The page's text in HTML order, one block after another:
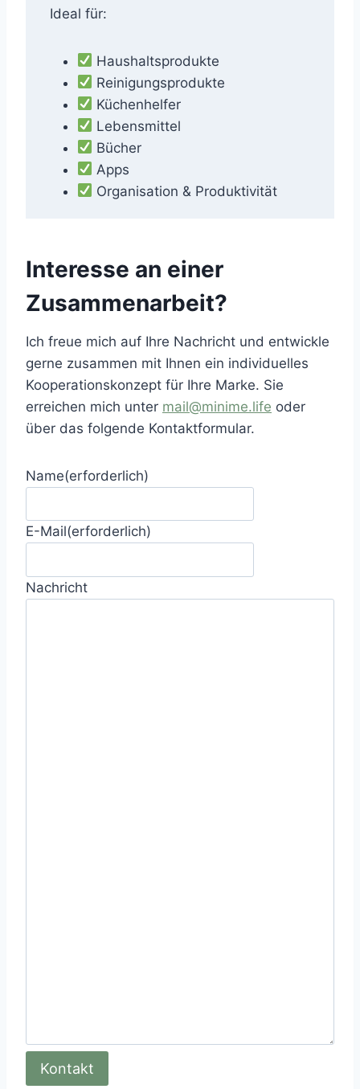
Ideal für:
Haushaltsprodukte
Reinigungsprodukte
Küchenhelfer
Lebensmittel
Bücher
Apps
Organisation & Produktivität
Interesse an einer
Zusammenarbeit?
Ich freue mich auf Ihre Nachricht und entwickle
gerne zusammen mit Ihnen ein individuelles
Kooperationskonzept für Ihre Marke. Sie
erreichen mich unter mail@minime.life oder
über das folgende Kontaktformular.
Name(erforderlich)
E-Mail(erforderlich)
Nachricht
Kontakt